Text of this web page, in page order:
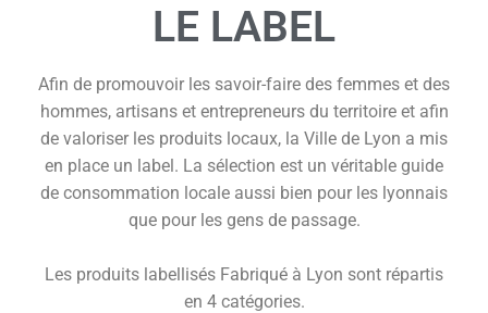
LE LABEL
Afin de promouvoir les savoir-faire des femmes et des
hommes, artisans et entrepreneurs du territoire et afin
de valoriser les produits locaux, la Ville de Lyon a mis
en place un label. La sélection est un véritable guide
de consommation locale aussi bien pour les lyonnais
que pour les gens de passage.
Les produits labellisés Fabriqué à Lyon sont répartis
en 4 catégories.